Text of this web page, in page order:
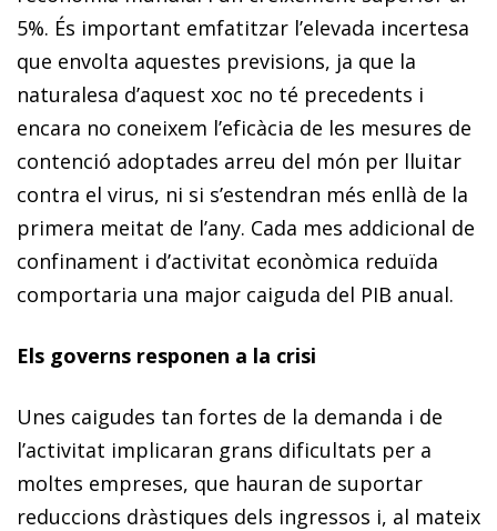
5%. És important emfatitzar l’elevada incertesa
que envolta aquestes previsions, ja que la
naturalesa d’aquest xoc no té precedents i
encara no coneixem l’eficàcia de les mesures de
contenció adoptades arreu del món per lluitar
contra el virus, ni si s’estendran més enllà de la
primera meitat de l’any. Cada mes addicional de
confinament i d’activitat econòmica reduïda
comportaria una major caiguda del PIB anual.
Els governs responen a la crisi
Unes caigudes tan fortes de la demanda i de
l’activitat implicaran grans dificultats per a
moltes empreses, que hauran de suportar
reduccions dràstiques dels ingressos i, al mateix